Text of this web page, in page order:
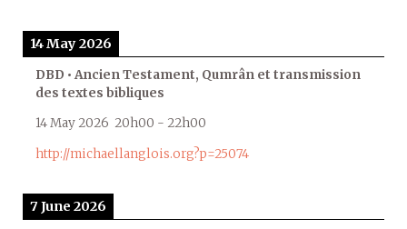
14 May 2026
DBD • Ancien Testament, Qumrân et transmission
des textes bibliques
14 May 2026 20h00 - 22h00
http://michaellanglois.org?p=25074
7 June 2026